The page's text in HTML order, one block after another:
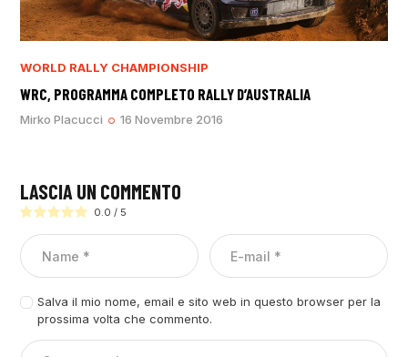
WORLD RALLY CHAMPIONSHIP
WRC, PROGRAMMA COMPLETO RALLY D’AUSTRALIA
Mirko Placucci 16 Novembre 2016
LASCIA UN COMMENTO
0.0 / 5
Salva il mio nome, email e sito web in questo browser per la
prossima volta che commento.